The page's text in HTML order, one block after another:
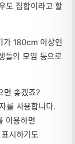
도 집합이라고 할
가 180cm 이상인
들의 모임 등으로
면 좋겠죠?
를 사용합니다.
이용하면
시하기도